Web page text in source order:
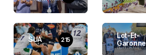
SUA 215
Lot-Et-
Garonne